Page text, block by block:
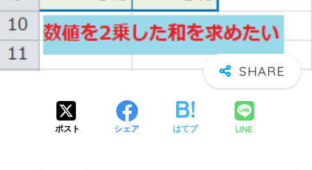
ポスト シェア はてブ LINE